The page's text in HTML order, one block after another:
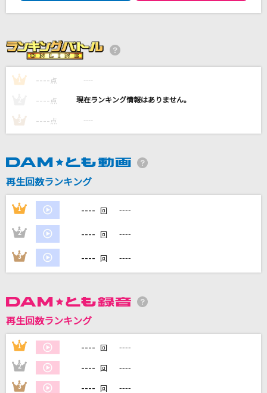
GLAY
新宝島(ビデオクリップバージョン)
サカナクション
田園
ふくい舞(福井舞)
カラオケ最新情報をチェック！
1 ---- 点 ----
---- 点 ----
3 ---- 点 ----
再生回数ランキング
1 ---- 回 ----
2 ---- 回 ----
3 ---- 回 ----
再生回数ランキング
1 ---- 回 ----
2 ---- 回 ----
3 ---- 回 ----